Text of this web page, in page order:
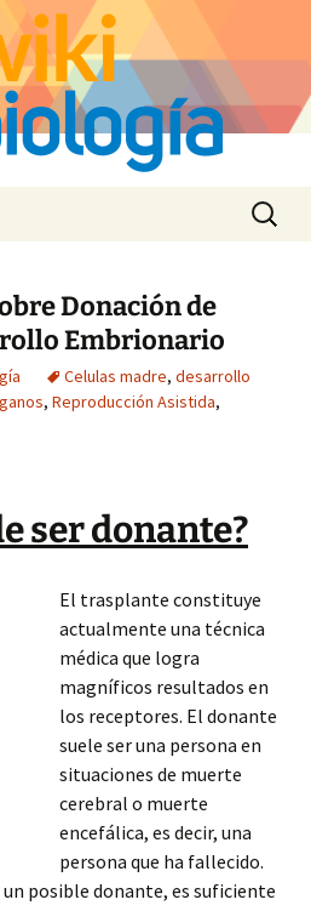
Buscar:
Donación de
Embrionario
Celulas madre, desarrollo
, Reproducción Asistida,
ser donante?
El trasplante constituye
actualmente una técnica
médica que logra
magníficos resultados en
los receptores. El donante
suele ser una persona en
situaciones de muerte
cerebral o muerte
encefálica, es decir, una
persona que ha fallecido.
un posible donante, es suficiente